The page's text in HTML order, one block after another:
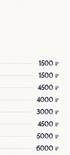
1500 ₽
1500 ₽
4500 ₽
4000 ₽
3000 ₽
4500 ₽
5000 ₽
6000 ₽